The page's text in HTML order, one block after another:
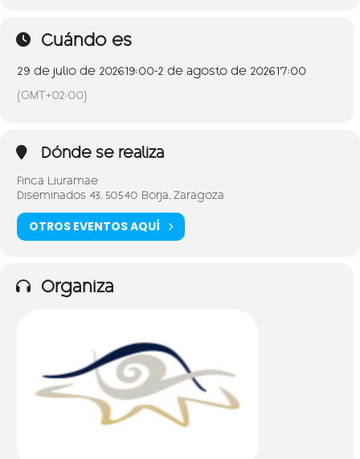
Cuándo es
29 de julio de 202619:00-2 de agosto de 202617:00
(GMT+02:00)
Dónde se realiza
Finca Liuramae
Diseminados 43. 50540 Borja, Zaragoza
OTROS EVENTOS AQUÍ
Organiza